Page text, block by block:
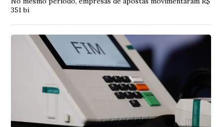
351 bi